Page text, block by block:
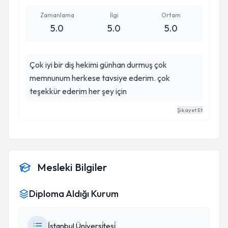
Zamanlama
5.0
İlgi
5.0
Ortam
5.0
Çok iyi bir diş hekimi günhan durmuş çok
memnunum herkese tavsiye ederim. çok
teşekkür ederim her şey için
Şikayet Et
Mesleki Bilgiler
Diploma Aldığı Kurum
İstanbul Üni̇versi̇tesi̇